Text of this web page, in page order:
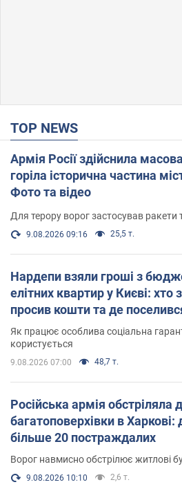
TOP NEWS
Армія Росії здійснила
горіла історична частина
Фото та відео
Для терору ворог застосував ракети
9.08.2026 09:16 25,5 т.
Нардепи взяли гроші з
елітних квартир у Києві: хто
просив кошти та де
Як працює особлива соціальна
користується
9.08.2026 07:00 48,7 т.
Російська армія обстріляла
багатоповерхівки в Харкові:
більше 20 постраждалих
Ворог навмисно обстрілює житлові
9.08.2026 10:10 2,6 т.